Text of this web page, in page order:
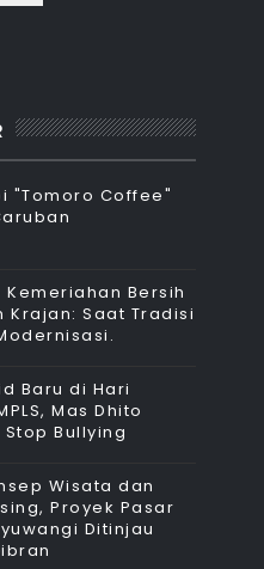
"Tomoro Coffee"
Kemeriahan Bersih
Krajan: Saat Tradisi
Baru di Hari
Mas Dhito
Bullying
Wisata dan
Proyek Pasar
Ditinjau